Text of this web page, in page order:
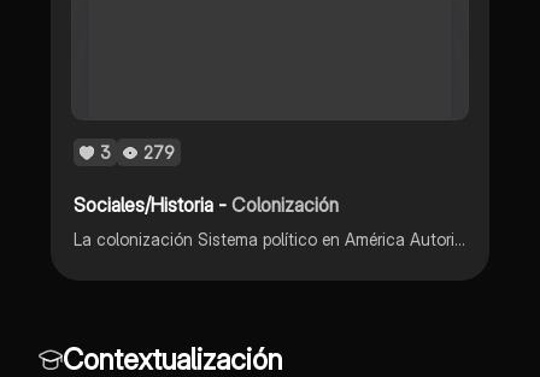
3 279
Sociales/Historia -Colonización
La colonización Sistema político en América Autoridades en España Autoridades en América Sistema económico Recurso humano en la colonia Colonia Distribución en el espacio Instituciones socioeconómicas y políticas de la colonia Mapas
Contextualización